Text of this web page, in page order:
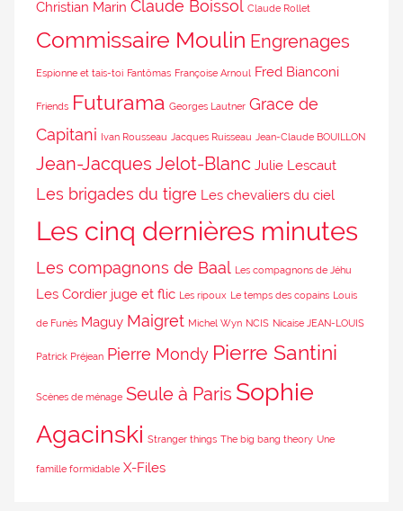
Christian Marin Claude Boissol Claude Rollet
Commissaire Moulin Engrenages
Espionne et tais-toi Fantômas Françoise Arnoul Fred Bianconi
Friends Futurama Georges Lautner Grace de
Capitani Ivan Rousseau Jacques Ruisseau Jean-Claude BOUILLON
Jean-Jacques Jelot-Blanc Julie Lescaut
Les brigades du tigre Les chevaliers du ciel
Les cinq dernières minutes
Les compagnons de Baal Les compagnons de Jéhu
Les Cordier juge et flic Les ripoux Le temps des copains Louis
de Funès Maguy Maigret Michel Wyn NCIS Nicaise JEAN-LOUIS
Patrick Préjean Pierre Mondy Pierre Santini
Scènes de ménage Seule à Paris Sophie
Agacinski Stranger things The big bang theory Une
famille formidable X-Files